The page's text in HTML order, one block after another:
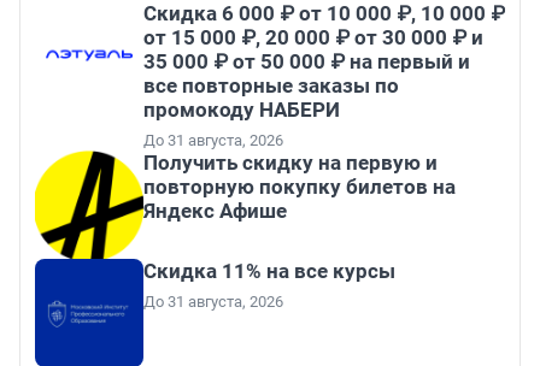
Скидка 6 000 ₽ от 10 000 ₽, 10 000 ₽
от 15 000 ₽, 20 000 ₽ от 30 000 ₽ и
35 000 ₽ от 50 000 ₽ на первый и
все повторные заказы по
промокоду НАБЕРИ
До 31 августа, 2026
Получить скидку на первую и
повторную покупку билетов на
Яндекс Афише
Скидка 11% на все курсы
До 31 августа, 2026